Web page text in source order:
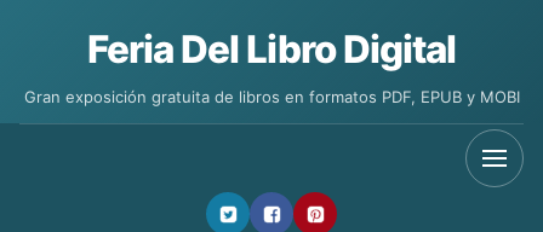
Feria Del Libro Digital
Gran exposición gratuita de libros en formatos PDF, EPUB y MOBI